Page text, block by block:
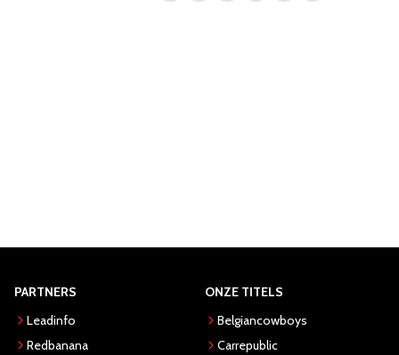
PARTNERS
Leadinfo
Redbanana
ONZE TITELS
Belgiancowboys
Carrepublic